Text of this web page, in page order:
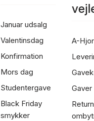
Januar udsalg
Valentinsdag
Konfirmation
Mors dag
Studentergave
Black Friday
smykker
A-